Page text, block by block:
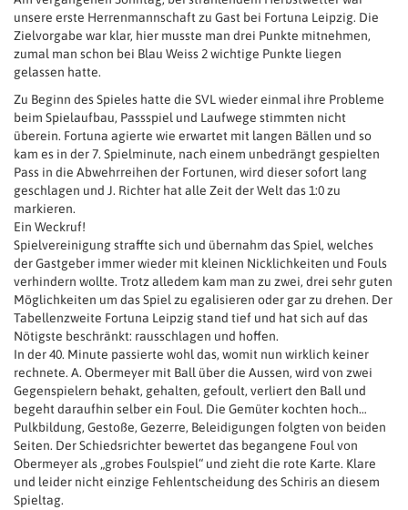
unsere erste Herrenmannschaft zu Gast bei Fortuna Leipzig. Die
Zielvorgabe war klar, hier musste man drei Punkte mitnehmen,
zumal man schon bei Blau Weiss 2 wichtige Punkte liegen
gelassen hatte.
Zu Beginn des Spieles hatte die SVL wieder einmal ihre Probleme
beim Spielaufbau, Passspiel und Laufwege stimmten nicht
überein. Fortuna agierte wie erwartet mit langen Bällen und so
kam es in der 7. Spielminute, nach einem unbedrängt gespielten
Pass in die Abwehrreihen der Fortunen, wird dieser sofort lang
geschlagen und J. Richter hat alle Zeit der Welt das 1:0 zu
markieren.
Ein Weckruf!
Spielvereinigung straffte sich und übernahm das Spiel, welches
der Gastgeber immer wieder mit kleinen Nicklichkeiten und Fouls
verhindern wollte. Trotz alledem kam man zu zwei, drei sehr guten
Möglichkeiten um das Spiel zu egalisieren oder gar zu drehen. Der
Tabellenzweite Fortuna Leipzig stand tief und hat sich auf das
Nötigste beschränkt: rausschlagen und hoffen.
In der 40. Minute passierte wohl das, womit nun wirklich keiner
rechnete. A. Obermeyer mit Ball über die Aussen, wird von zwei
Gegenspielern behakt, gehalten, gefoult, verliert den Ball und
begeht daraufhin selber ein Foul. Die Gemüter kochten hoch…
Pulkbildung, Gestoße, Gezerre, Beleidigungen folgten von beiden
Seiten. Der Schiedsrichter bewertet das begangene Foul von
Obermeyer als „grobes Foulspiel“ und zieht die rote Karte. Klare
und leider nicht einzige Fehlentscheidung des Schiris an diesem
Spieltag.